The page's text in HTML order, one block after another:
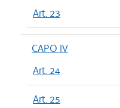
Art. 23
CAPO IV
Art. 24
Art. 25